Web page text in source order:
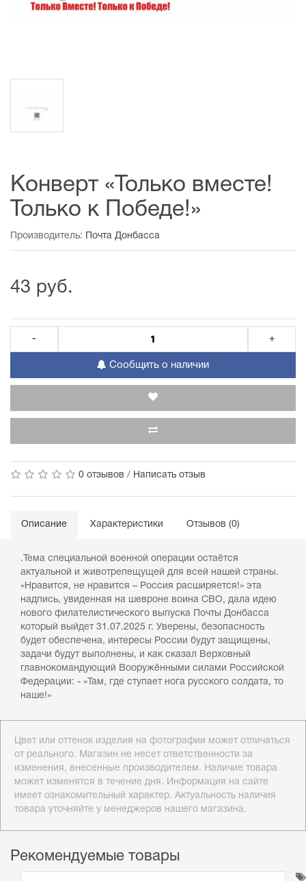
Конверт «Только вместе!
Только к Победе!»
Производитель: Почта Донбасса
43 руб.
- +
Сообщить о наличии
0 отзывов / Написать отзыв
Описание Характеристики Отзывов (0)
.Тема специальной военной операции остаётся
актуальной и животрепещущей для всей нашей страны.
«Нравится, не нравится – Россия расширяется!» эта
надпись, увиденная на шевроне воина СВО, дала идею
нового филателистического выпуска Почты Донбасса
который выйдет 31.07.2025 г. Уверены, безопасность
будет обеспечена, интересы России будут защищены,
задачи будут выполнены, и как сказал Верховный
главнокомандующий Вооружёнными силами Российской
Федерации: - «Там, где ступает нога русского солдата, то
наше!»
Цвет или оттенок изделия на фотографии может отличаться
от реального. Магазин не несет ответственности за
изменения, внесенные производителем. Наличие товара
может изменятся в течение дня. Информация на сайте
имеет ознакомительный характер. Актуальность наличия
товара уточняйте у менеджеров нашего магазина.
Рекомендуемые товары